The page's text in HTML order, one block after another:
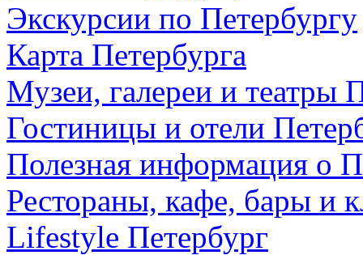
Экскурсии по Петербургу
Карта Петербурга
Музеи, галереи и театры
Гостиницы и отели
Полезная информация о
Рестораны, кафе, бары и
Lifestyle Петербург